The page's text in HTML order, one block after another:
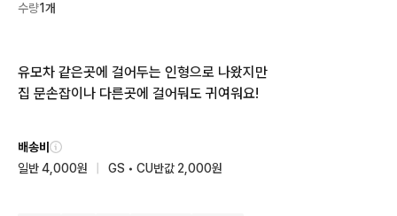
수량1개
유모차 같은곳에 걸어두는 인형으로 나왔지만
집 문손잡이나 다른곳에 걸어둬도 귀여워요!
배송비
일반 4,000원
GS • CU반값 2,000원